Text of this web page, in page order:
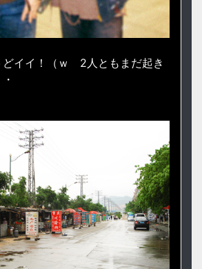
どイイ！（ｗ 2人ともまだ起き